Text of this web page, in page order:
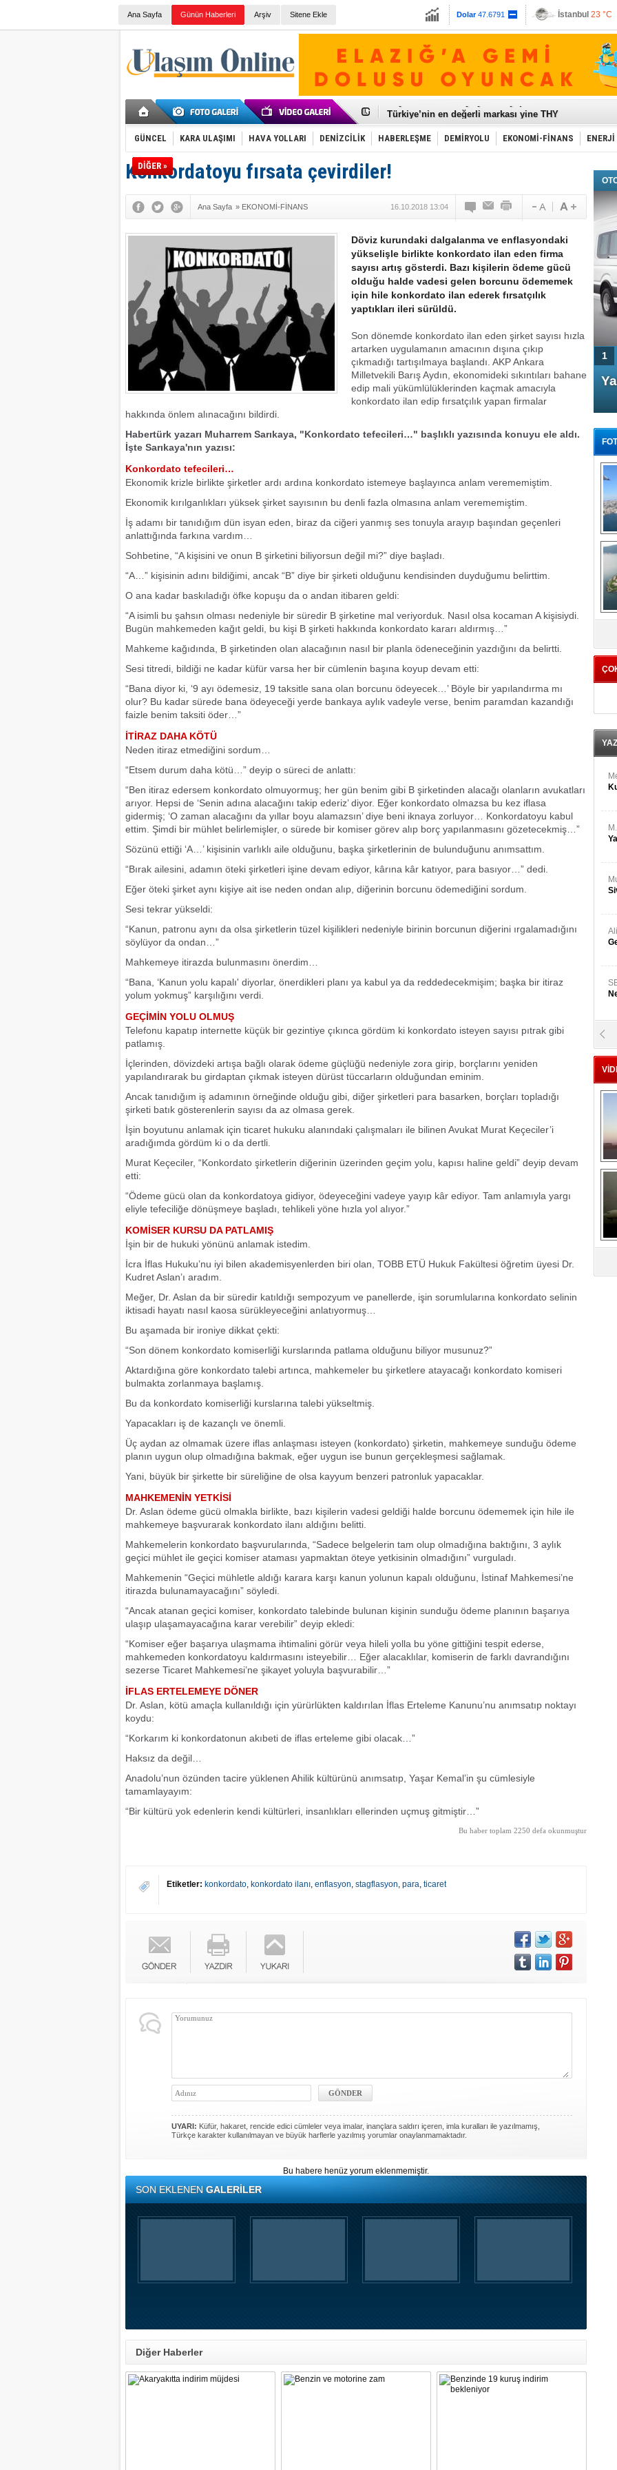
Ana Sayfa Günün Haberleri Arşiv Sitene Ekle Dolar47.6791
Euro55.1258
İstanbul 23 °C
Ankara19 °C
Galataport Projesi'nde sona yaklaşıldı
BMW, deniz biyoyakıtını UECC, GoodShipping ile
Kiralık minibüse talep artışı var
VW'de üst düzey atama
Türkiye’nin en değerli markası yine THY
İzmir-Antalya seyahat süresi 3 saate inecek
Osmanlı'nın projesi ülkeye milyarlarca dolar gelir
Otomotivde üretim artıyor, satış beklentileri yükseldi
Toyota Türkiye, 800 kişi istihdam edecek
Otomobil ihracatı mayıs ayında yüzde 56 azaldı
İran'a ait yük gemisi Irak karasularında battı
'Jet uçak' çözümü ile gemi ihracatına hareketlilik
Rus savaş gemisi Çanakkale Boğazı’ndan geçti
GÜNCEL KARA ULAŞIMI HAVA YOLLARI DENİZCİLİK HABERLEŞME DEMİRYOLU EKONOMİ-FİNANS ENERJİ
DİĞER »
Konkordatoyu fırsata çevirdiler!
Ana Sayfa » EKONOMİ-FİNANS 16.10.2018 13:04
Döviz kurundaki dalgalanma ve enflasyondaki
yükselişle birlikte konkordato ilan eden firma
sayısı artış gösterdi. Bazı kişilerin ödeme gücü
olduğu halde vadesi gelen borcunu ödememek
için hile konkordato ilan ederek fırsatçılık
yaptıkları ileri sürüldü.
Son dönemde konkordato ilan eden şirket sayısı hızla
artarken uygulamanın amacının dışına çıkıp
çıkmadığı tartışılmaya başlandı. AKP Ankara
Milletvekili Barış Aydın, ekonomideki sıkıntıları bahane
edip mali yükümlülüklerinden kaçmak amacıyla
konkordato ilan edip fırsatçılık yapan firmalar
hakkında önlem alınacağını bildirdi.
Habertürk yazarı Muharrem Sarıkaya, "Konkordato tefecileri…" başlıklı yazısında konuyu ele aldı.
İşte Sarıkaya'nın yazısı:
Konkordato tefecileri…
Ekonomik krizle birlikte şirketler ardı ardına konkordato istemeye başlayınca anlam verememiştim.
Ekonomik kırılganlıkları yüksek şirket sayısının bu denli fazla olmasına anlam verememiştim.
İş adamı bir tanıdığım dün isyan eden, biraz da ciğeri yanmış ses tonuyla arayıp başından geçenleri
anlattığında farkına vardım…
Sohbetine, “A kişisini ve onun B şirketini biliyorsun değil mi?” diye başladı.
“A…” kişisinin adını bildiğimi, ancak “B” diye bir şirketi olduğunu kendisinden duyduğumu belirttim.
O ana kadar baskıladığı öfke kopuşu da o andan itibaren geldi:
“A isimli bu şahsın olması nedeniyle bir süredir B şirketine mal veriyorduk. Nasıl olsa kocaman A kişisiydi.
Bugün mahkemeden kağıt geldi, bu kişi B şirketi hakkında konkordato kararı aldırmış…”
Mahkeme kağıdında, B şirketinden olan alacağının nasıl bir planla ödeneceğinin yazdığını da belirtti.
Sesi titredi, bildiği ne kadar küfür varsa her bir cümlenin başına koyup devam etti:
“Bana diyor ki, ‘9 ayı ödemesiz, 19 taksitle sana olan borcunu ödeyecek…’ Böyle bir yapılandırma mı
olur? Bu kadar sürede bana ödeyeceği yerde bankaya aylık vadeyle verse, benim paramdan kazandığı
faizle benim taksiti öder…”
İTİRAZ DAHA KÖTÜ
Neden itiraz etmediğini sordum…
“Etsem durum daha kötü…” deyip o süreci de anlattı:
“Ben itiraz edersem konkordato olmuyormuş; her gün benim gibi B şirketinden alacağı olanların avukatları
arıyor. Hepsi de ‘Senin adına alacağını takip ederiz’ diyor. Eğer konkordato olmazsa bu kez iflasa
gidermiş; ‘O zaman alacağını da yıllar boyu alamazsın’ diye beni iknaya zorluyor… Konkordatoyu kabul
ettim. Şimdi bir mühlet belirlemişler, o sürede bir komiser görev alıp borç yapılanmasını gözetecekmiş…”
Sözünü ettiği ‘A…’ kişisinin varlıklı aile olduğunu, başka şirketlerinin de bulunduğunu anımsattım.
“Bırak ailesini, adamın öteki şirketleri işine devam ediyor, kârına kâr katıyor, para basıyor…” dedi.
Eğer öteki şirket aynı kişiye ait ise neden ondan alıp, diğerinin borcunu ödemediğini sordum.
Sesi tekrar yükseldi:
“Kanun, patronu aynı da olsa şirketlerin tüzel kişilikleri nedeniyle birinin borcunun diğerini ırgalamadığını
söylüyor da ondan…”
Mahkemeye itirazda bulunmasını önerdim…
“Bana, ‘Kanun yolu kapalı' diyorlar, önerdikleri planı ya kabul ya da reddedecekmişim; başka bir itiraz
yolum yokmuş” karşılığını verdi.
GEÇİMİN YOLU OLMUŞ
Telefonu kapatıp internette küçük bir gezintiye çıkınca gördüm ki konkordato isteyen sayısı pıtrak gibi
patlamış.
İçlerinden, dövizdeki artışa bağlı olarak ödeme güçlüğü nedeniyle zora girip, borçlarını yeniden
yapılandırarak bu girdaptan çıkmak isteyen dürüst tüccarların olduğundan eminim.
Ancak tanıdığım iş adamının örneğinde olduğu gibi, diğer şirketleri para basarken, borçları topladığı
şirketi batık gösterenlerin sayısı da az olmasa gerek.
İşin boyutunu anlamak için ticaret hukuku alanındaki çalışmaları ile bilinen Avukat Murat Keçeciler’i
aradığımda gördüm ki o da dertli.
Murat Keçeciler, “Konkordato şirketlerin diğerinin üzerinden geçim yolu, kapısı haline geldi” deyip devam
etti:
“Ödeme gücü olan da konkordatoya gidiyor, ödeyeceğini vadeye yayıp kâr ediyor. Tam anlamıyla yargı
eliyle tefeciliğe dönüşmeye başladı, tehlikeli yöne hızla yol alıyor.”
KOMİSER KURSU DA PATLAMIŞ
İşin bir de hukuki yönünü anlamak istedim.
İcra İflas Hukuku’nu iyi bilen akademisyenlerden biri olan, TOBB ETÜ Hukuk Fakültesi öğretim üyesi Dr.
Kudret Aslan’ı aradım.
Meğer, Dr. Aslan da bir süredir katıldığı sempozyum ve panellerde, işin sorumlularına konkordato selinin
iktisadi hayatı nasıl kaosa sürükleyeceğini anlatıyormuş…
Bu aşamada bir ironiye dikkat çekti:
“Son dönem konkordato komiserliği kurslarında patlama olduğunu biliyor musunuz?”
Aktardığına göre konkordato talebi artınca, mahkemeler bu şirketlere atayacağı konkordato komiseri
bulmakta zorlanmaya başlamış.
Bu da konkordato komiserliği kurslarına talebi yükseltmiş.
Yapacakları iş de kazançlı ve önemli.
Üç aydan az olmamak üzere iflas anlaşması isteyen (konkordato) şirketin, mahkemeye sunduğu ödeme
planın uygun olup olmadığına bakmak, eğer uygun ise bunun gerçekleşmesi sağlamak.
Yani, büyük bir şirkette bir süreliğine de olsa kayyum benzeri patronluk yapacaklar.
MAHKEMENİN YETKİSİ
Dr. Aslan ödeme gücü olmakla birlikte, bazı kişilerin vadesi geldiği halde borcunu ödememek için hile ile
mahkemeye başvurarak konkordato ilanı aldığını belitti.
Mahkemelerin konkordato başvurularında, “Sadece belgelerin tam olup olmadığına baktığını, 3 aylık
geçici mühlet ile geçici komiser ataması yapmaktan öteye yetkisinin olmadığını” vurguladı.
Mahkemenin “Geçici mühletle aldığı karara karşı kanun yolunun kapalı olduğunu, İstinaf Mahkemesi’ne
itirazda bulunamayacağını” söyledi.
“Ancak atanan geçici komiser, konkordato talebinde bulunan kişinin sunduğu ödeme planının başarıya
ulaşıp ulaşamayacağına karar verebilir” deyip ekledi:
“Komiser eğer başarıya ulaşmama ihtimalini görür veya hileli yolla bu yöne gittiğini tespit ederse,
mahkemeden konkordatoyu kaldırmasını isteyebilir… Eğer alacaklılar, komiserin de farklı davrandığını
sezerse Ticaret Mahkemesi’ne şikayet yoluyla başvurabilir…”
İFLAS ERTELEMEYE DÖNER
Dr. Aslan, kötü amaçla kullanıldığı için yürürlükten kaldırılan İflas Erteleme Kanunu’nu anımsatıp noktayı
koydu:
“Korkarım ki konkordatonun akıbeti de iflas erteleme gibi olacak…”
Haksız da değil…
Anadolu’nun özünden tacire yüklenen Ahilik kültürünü anımsatıp, Yaşar Kemal’in şu cümlesiyle
tamamlayayım:
“Bir kültürü yok edenlerin kendi kültürleri, insanlıkları ellerinden uçmuş gitmiştir…”
Bu haber toplam 2250 defa okunmuştur
Etiketler: konkordato, konkordato ilanı, enflasyon, stagflasyon, para, ticaret
UYARI: Küfür, hakaret, rencide edici cümleler veya imalar, inançlara saldırı içeren, imla kuralları ile yazılmamış,
Türkçe karakter kullanılmayan ve büyük harflerle yazılmış yorumlar onaylanmamaktadır.
Bu habere henüz yorum eklenmemiştir.
SON EKLENENGALERİLER
Diğer Haberler
4 Kapılı AMG GT Coupe
Türkiye'de satışa çıktı
1